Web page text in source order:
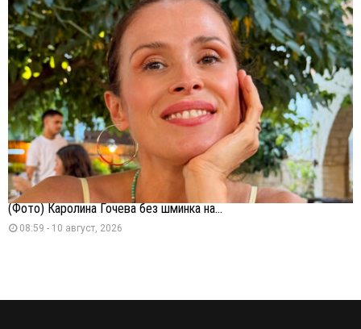
(Фото) Каролина Гочева без шминка на...
08:59 - 10 август, 2026